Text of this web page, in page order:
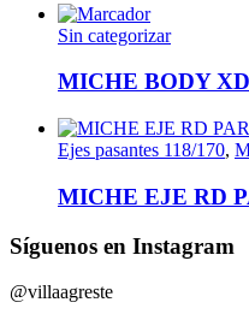
Sin categorizar
MICHE BODY
Ejes pasantes 118/170,
MICHE EJE RD
Síguenos en Instagram
@villaagreste